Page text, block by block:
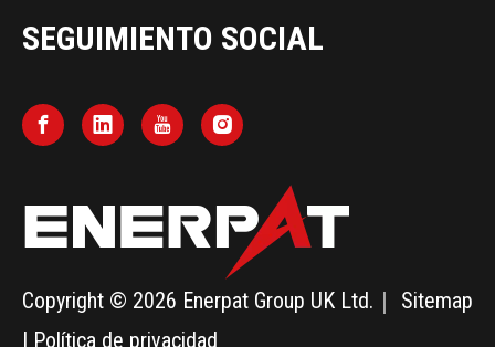
SEGUIMIENTO SOCIAL
Copyright © 2026 Enerpat Group UK Ltd.｜ Sitemap
| Política de privacidad